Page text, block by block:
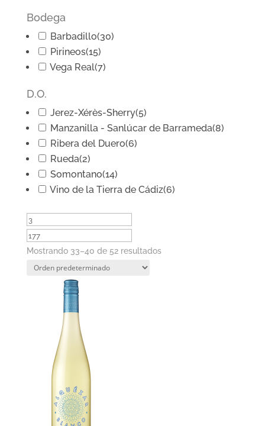
Bodega
Barbadillo(30)
Pirineos(15)
Vega Real(7)
D.O.
Jerez-Xérès-Sherry(5)
Manzanilla - Sanlúcar de Barrameda(8)
Ribera del Duero(6)
Rueda(2)
Somontano(14)
Vino de la Tierra de Cádiz(6)
Mostrando 33–40 de 52 resultados